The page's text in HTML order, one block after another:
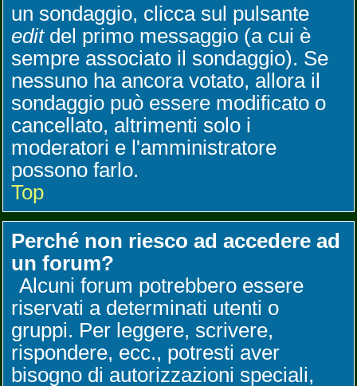
un sondaggio, clicca sul pulsante
editdel primo messaggio (a cui è
sempre associato il sondaggio). Se
nessuno ha ancora votato, allora il
sondaggio può essere modificato o
cancellato, altrimenti solo i
moderatori e l'amministratore
possono farlo.
Top
Perché non riesco ad accedere ad
un forum?
Alcuni forum potrebbero essere
riservati a determinati utenti o
gruppi. Per leggere, scrivere,
rispondere, ecc., potresti aver
bisogno di autorizzazioni speciali,